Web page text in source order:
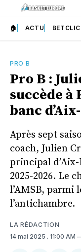
🏠 ACTU
PRO B
Pro B :
succède à
banc
Après sept
coach, Julien
principal
2025-2026. Le
l’AMSB, parmi
l’antichambre.
LA RÉDACTION
14 mai 2025 . 11:00 AM